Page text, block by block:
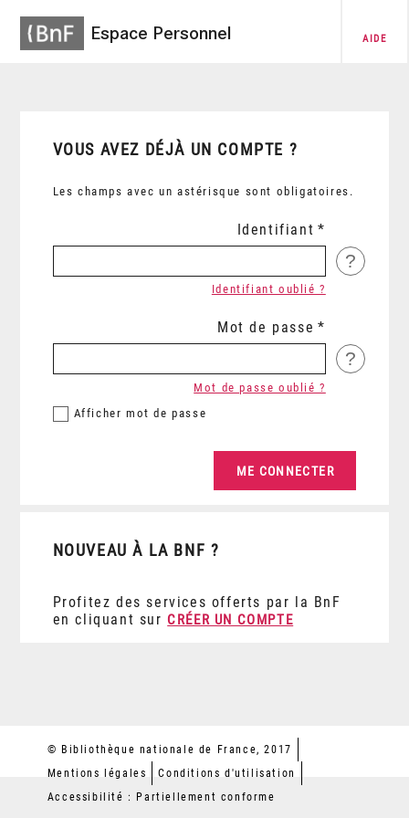
Espace Personnel AIDE
VOUS AVEZ DÉJÀ UN COMPTE ?
Les champs avec un astérisque sont obligatoires.
Identifiant
?
Identifiant oublié ?
Mot de passe
?
Afficher mot de passe
Mot de passe oublié ?
NOUVEAU À LA BNF ?
Profitez des services offerts par la BnF
en cliquant sur CRÉER UN COMPTE
© Bibliothèque nationale de France, 2017
Mentions légales
Conditions d'utilisation
Accessibilité : Partiellement conforme